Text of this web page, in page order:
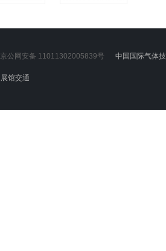
京公网安备 11011302005839号 中国国际气体技
展馆交通